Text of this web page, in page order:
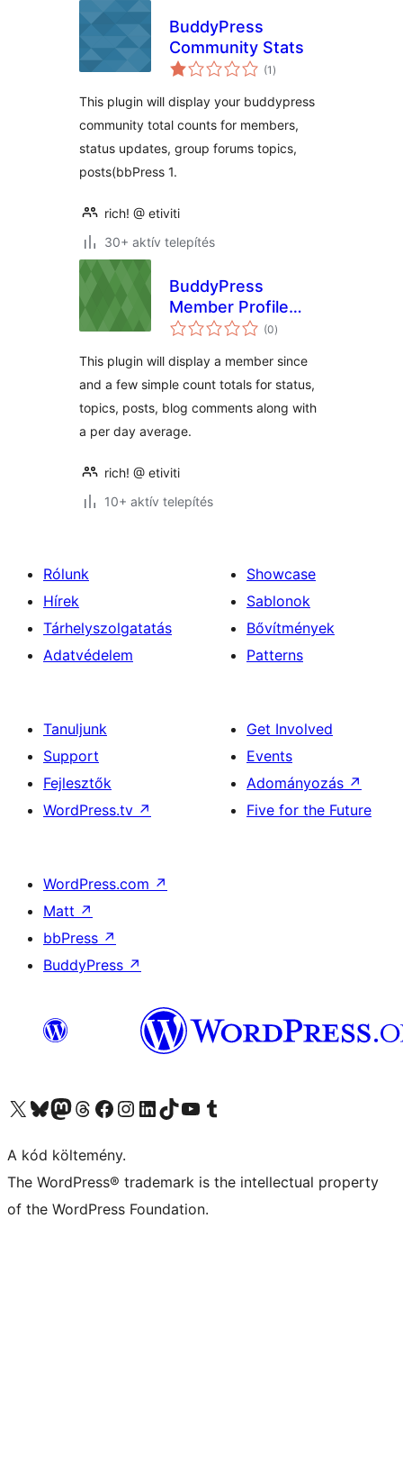
BuddyPress
Community Stats
(1 értékelés
összesen
)
This plugin will display your buddypress
community total counts for members,
status updates, group forums topics,
posts(bbPress 1.
rich! @ etiviti
30+ aktív telepítés
BuddyPress
Member Profile
Stats
(0értékelés
összesen
)
This plugin will display a member since
and a few simple count totals for status,
topics, posts, blog comments along with
a per day average.
rich! @ etiviti
10+ aktív telepítés
Rólunk
Hírek
Tárhelyszolgatatás
Adatvédelem
Showcase
Sablonok
Bővítmények
Patterns
Tanuljunk
Support
Fejlesztők
WordPress.tv ↗
Get Involved
Events
Adományozás ↗
Five for the Future
WordPress.com ↗
Matt ↗
bbPress ↗
BuddyPress ↗
Visit our X (formerly Twitter) account
Visit our Bluesky account
Twitter csatornánk
Visit our Threads account
Facebook oldalunk megtekintése
Visit our Instagram account
Visit our LinkedIn account
Visit our TikTok account
Visit our YouTube channel
Visit our Tumblr account
A kód költemény.
The WordPress® trademark is the intellectual property
of the WordPress Foundation.